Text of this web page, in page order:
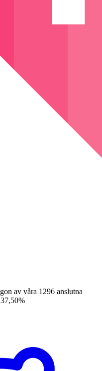
av våra 1296 anslutna